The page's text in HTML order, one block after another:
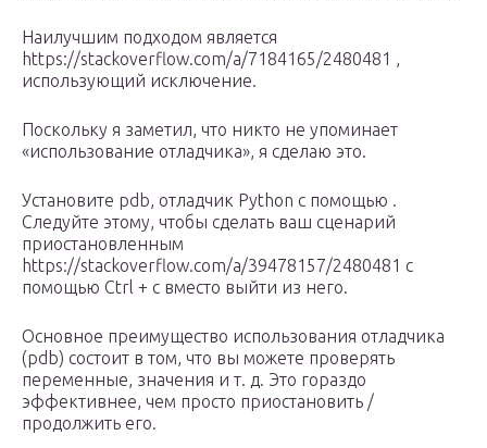
Наилучшим подходом является
https://stackoverflow.com/a/7184165/2480481 ,
использующий исключение.
Поскольку я заметил, что никто не упоминает
«использование отладчика», я сделаю это.
Установите pdb, отладчик Python с помощью .
Следуйте этому, чтобы сделать ваш сценарий
приостановленным
https://stackoverflow.com/a/39478157/2480481 с
помощью Ctrl + c вместо выйти из него.
Основное преимущество использования отладчика
(pdb) состоит в том, что вы можете проверять
переменные, значения и т. д. Это гораздо
эффективнее, чем просто приостановить /
продолжить его.